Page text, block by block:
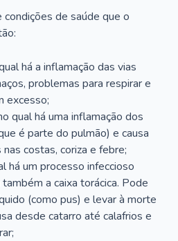
de saúde que o
há a inflamação das vias
problemas para respirar e
excesso;
qual há uma inflamação dos
é parte do pulmão) e causa
costas, coriza e febre;
há um processo infeccioso
a caixa torácica. Pode
(como pus) e levar à morte
desde catarro até calafrios e